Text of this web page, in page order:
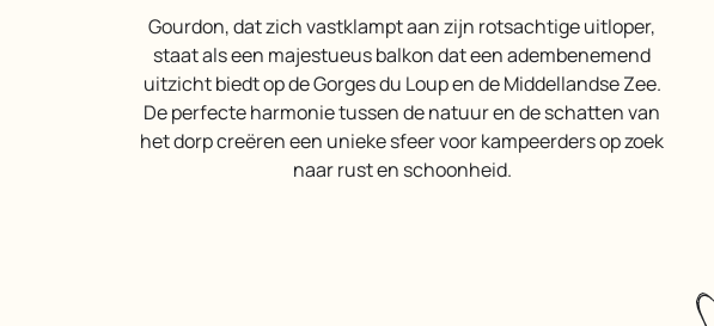
Gourdon, dat zich vastklampt aan zijn rotsachtige uitloper,
staat als een majestueus balkon dat een adembenemend
uitzicht biedt op de Gorges du Loup en de Middellandse Zee.
De perfecte harmonie tussen de natuur en de schatten van
het dorp creëren een unieke sfeer voor kampeerders op zoek
naar rust en schoonheid.